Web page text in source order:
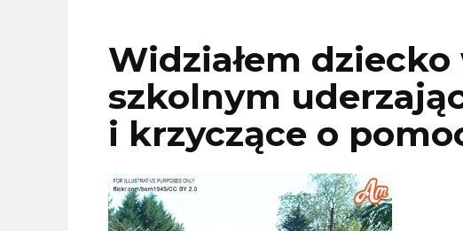
Widziałem
szkolnym
i krzyczące o